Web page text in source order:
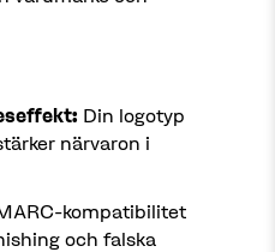
Din logotyp
närvaron i
kompatibilitet
och falska